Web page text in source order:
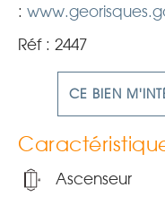
:
Réf : 2447
CE BIEN
Ascenseur